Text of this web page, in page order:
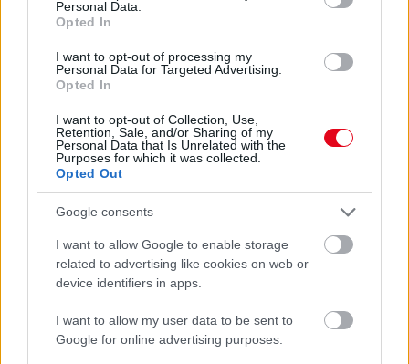
Personal Data.
Opted In
I want to opt-out of processing my
Personal Data for Targeted Advertising.
Opted In
I want to opt-out of Collection, Use,
Retention, Sale, and/or Sharing of my
Personal Data that Is Unrelated with the
Purposes for which it was collected.
Opted Out
Google consents
I want to allow Google to enable storage
related to advertising like cookies on web or
device identifiers in apps.
I want to allow my user data to be sent to
Google for online advertising purposes.
megoldás, mint gondolnád